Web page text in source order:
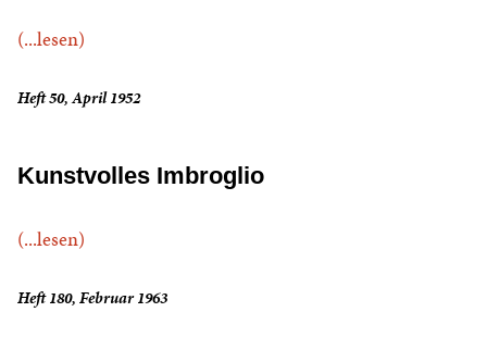
(...lesen)
Heft 50, April 1952
Kunstvolles Imbroglio
(...lesen)
Heft 180, Februar 1963